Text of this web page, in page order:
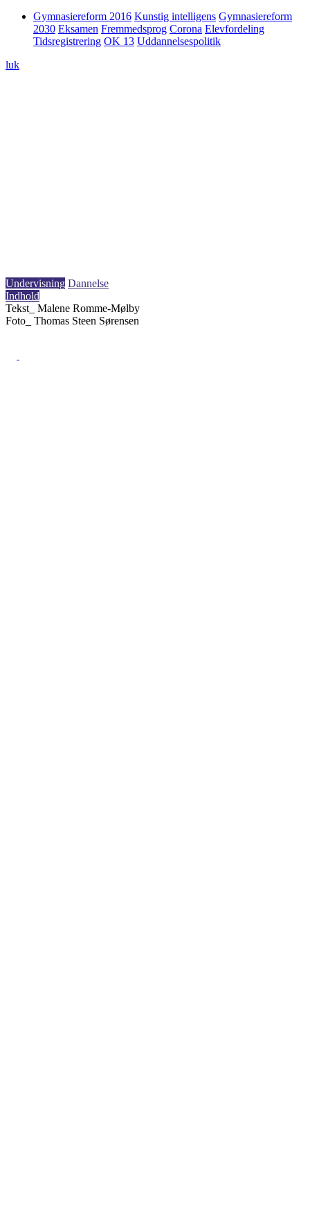
Gymnasiereform 2016 Kunstig intelligens Gymnasiereform
2030 Eksamen Fremmedsprog Corona Elevfordeling
Tidsregistrering OK 13 Uddannelsespolitik
luk
Undervisning Dannelse
Indhold
Tekst_ Malene Romme-Mølby
Foto_ Thomas Steen Sørensen